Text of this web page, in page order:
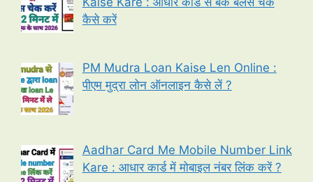
कैसे करें
PM Mudra Loan Kaise Len Online :
पीएम मुद्रा लोन ऑनलाइन कैसे लें ?
Aadhar Card Me Mobile Number Link
Kare : आधार कार्ड में मोबाइल नंबर लिंक करें ?